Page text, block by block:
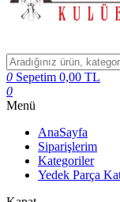
0 Sepetim 0,00 TL
0
Menü
AnaSayfa
Siparişlerim
Kategoriler
Yedek Parça